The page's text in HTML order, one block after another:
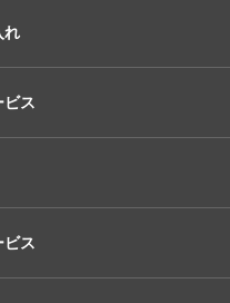
れ
ビス
ビス